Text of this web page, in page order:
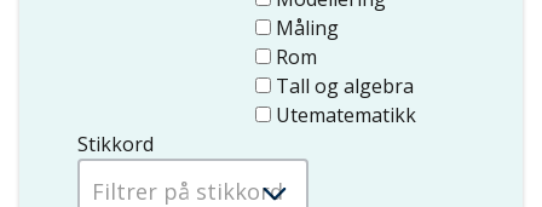
Måling
Rom
Tall og algebra
Utematematikk
Stikkord